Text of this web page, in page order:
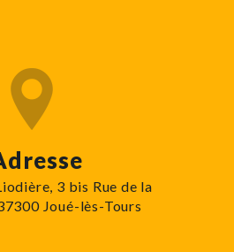
3 bis Rue de la
Joué-lès-Tours